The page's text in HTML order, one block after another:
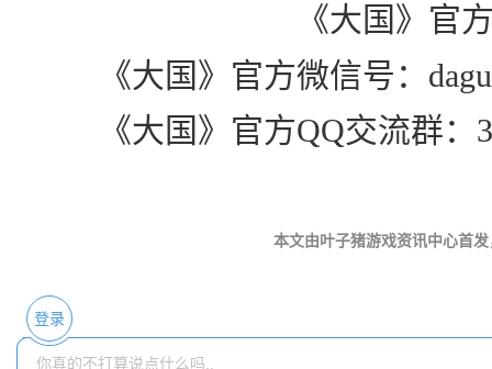
《大国》官
《大国》官方微信号：
《大国》官方QQ交流群：
本文由叶子猪游戏资讯中心首
登录